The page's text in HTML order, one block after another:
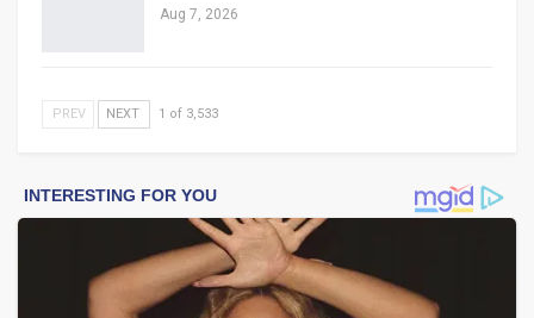
Aug 7, 2026
PREV NEXT 1 of 3,533